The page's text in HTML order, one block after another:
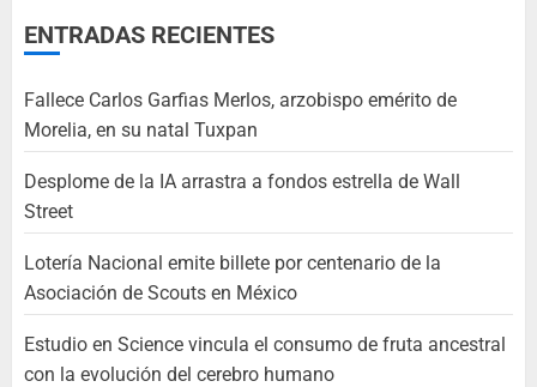
ENTRADAS RECIENTES
Fallece Carlos Garfias Merlos, arzobispo emérito de
Morelia, en su natal Tuxpan
Desplome de la IA arrastra a fondos estrella de Wall
Street
Lotería Nacional emite billete por centenario de la
Asociación de Scouts en México
Estudio en Science vincula el consumo de fruta ancestral
con la evolución del cerebro humano